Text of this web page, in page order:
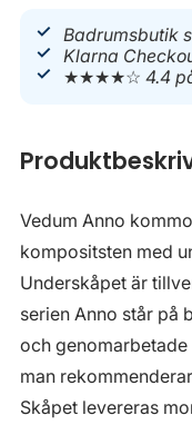
Badrumsbutik
Klarna
★★★★☆4.4
Vedum Anno
kompositsten med
Underskåpet är
serien Anno står på
och genomarbetade
man
Skåpet levereras